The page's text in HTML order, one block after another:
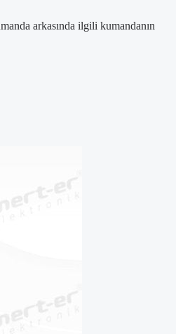
arkasında ilgili kumandanın